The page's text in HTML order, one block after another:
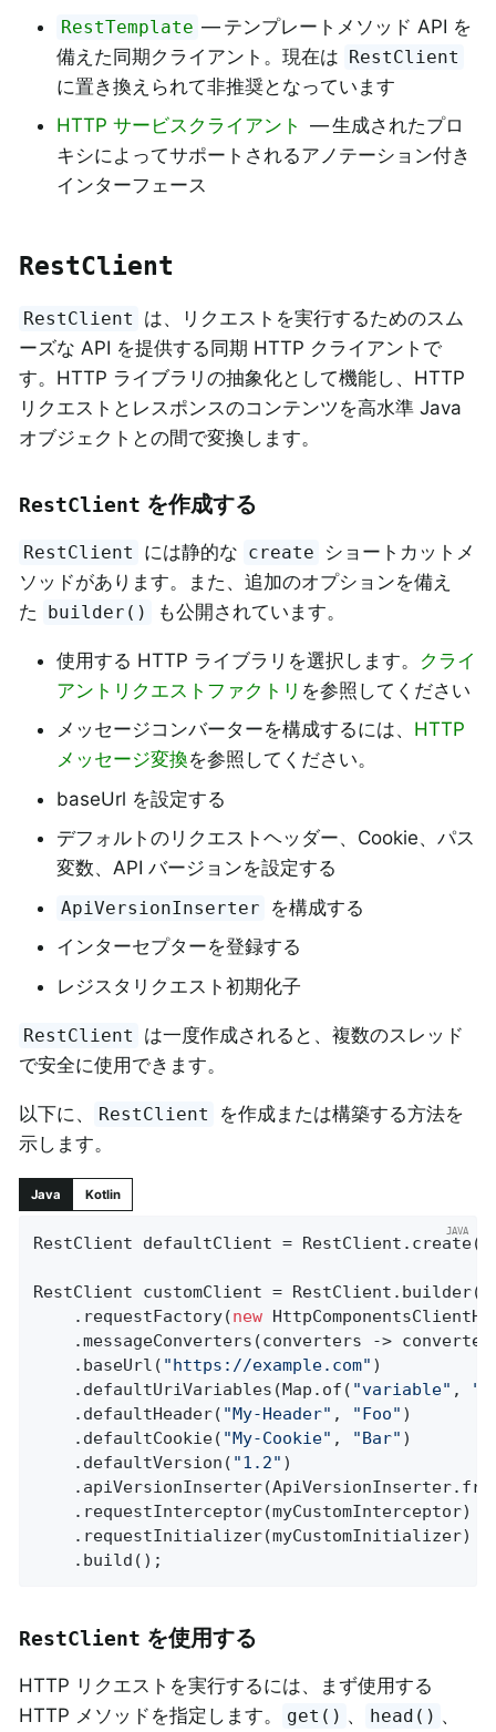
RestTemplate — テンプレートメソッド API を
備えた同期クライアント。現在は RestClient
に置き換えられて非推奨となっています
HTTP サービスクライアント — 生成されたプロ
キシによってサポートされるアノテーション付き
インターフェース
RestClient
RestClient
は、リクエストを実行するためのスム
ーズな API を提供する同期 HTTP クライアントで
す。HTTP ライブラリの抽象化として機能し、HTTP
リクエストとレスポンスのコンテンツを高水準 Java
オブジェクトとの間で変換します。
RestClient を作成する
RestClient には静的な create
ショートカットメ
ソッドがあります。また、追加のオプションを備え
た
builder() も公開されています。
使用する HTTP ライブラリを選択します。 クライ
アントリクエストファクトリ を参照してください
メッセージコンバーターを構成するには、 HTTP
メッセージ変換を参照してください。
baseUrl を設定する
デフォルトのリクエストヘッダー、Cookie、パス
変数、API バージョンを設定する
ApiVersionInserter
を構成する
インターセプターを登録する
レジスタリクエスト初期化子
RestClient
は一度作成されると、複数のスレッド
で安全に使用できます。
以下に、 RestClient
を作成または構築する方法を
示します。
Java Kotlin
RestClient defaultClient =
RestClient customClient = RestClient.builder()
	.requestFactory(
new
.messageConverters(converters ->
	.baseUrl(
"https://example.com" )
	.defaultUriVariables(Map.of(
"variable" ,
	.defaultHeader(
"My-Header" , "Foo" )
	.defaultCookie(
"My-Cookie" , "Bar" )
	.defaultVersion(
"1.2" )
	.build();
RestClient を使用する
HTTP リクエストを実行するには、まず使用する
HTTP メソッドを指定します。
get() 、 head() 、